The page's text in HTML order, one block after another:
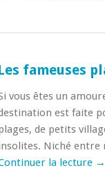
fameuses
vous êtes un
est faite
de petits
Niché entre
la lecture →